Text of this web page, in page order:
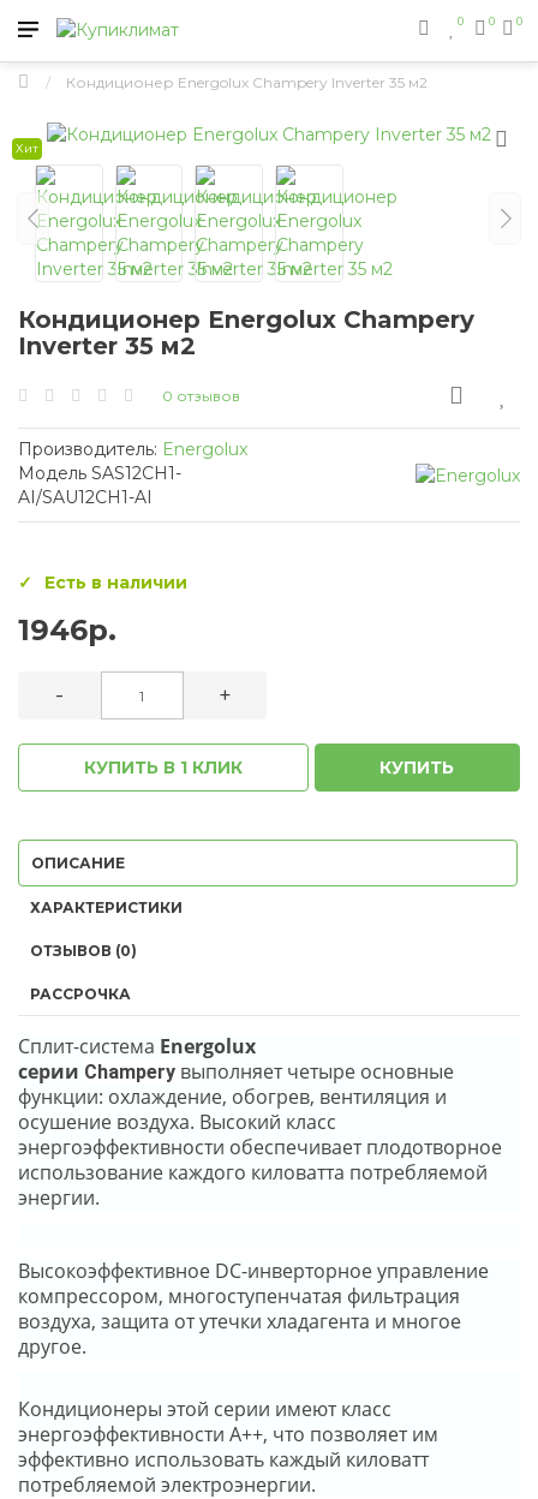
0
0 0
Кондиционер Energolux Champery Inverter 35 м2
Хит
Кондиционер Energolux Champery
Inverter 35 м2
0 отзывов
Производитель: Energolux
Модель SAS12CH1-
AI/SAU12CH1-AI
Есть в наличии
1946р.
- +
КУПИТЬ В 1 КЛИК КУПИТЬ
ОПИСАНИЕ
ХАРАКТЕРИСТИКИ
ОТЗЫВОВ (0)
РАССРОЧКА
Сплит-система Energolux
серии Champery выполняет четыре основные
функции: охлаждение, обогрев, вентиляция и
осушение воздуха. Высокий класс
энергоэффективности обеспечивает плодотворное
использование каждого киловатта потребляемой
энергии.
Высокоэффективное DC-инверторное управление
компрессором, многоступенчатая фильтрация
воздуха, защита от утечки хладагента и многое
другое.
Кондиционеры этой серии имеют класс
энергоэффективности А++, что позволяет им
эффективно использовать каждый киловатт
потребляемой электроэнергии.